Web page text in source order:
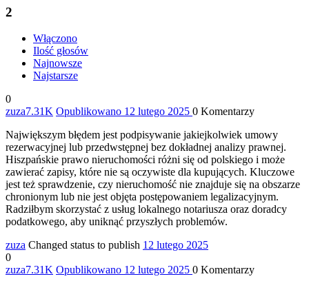
2
Włączono
Ilość głosów
Najnowsze
Najstarsze
0
zuza7.31K Opublikowano 12 lutego 2025 0 Komentarzy
Największym błędem jest podpisywanie jakiejkolwiek umowy
rezerwacyjnej lub przedwstępnej bez dokładnej analizy prawnej.
Hiszpańskie prawo nieruchomości różni się od polskiego i może
zawierać zapisy, które nie są oczywiste dla kupujących. Kluczowe
jest też sprawdzenie, czy nieruchomość nie znajduje się na obszarze
chronionym lub nie jest objęta postępowaniem legalizacyjnym.
Radziłbym skorzystać z usług lokalnego notariusza oraz doradcy
podatkowego, aby uniknąć przyszłych problemów.
zuza Changed status to publish 12 lutego 2025
0
zuza7.31K Opublikowano 12 lutego 2025 0 Komentarzy